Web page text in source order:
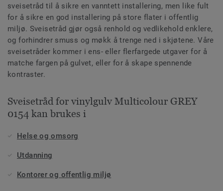
sveisetråd til å sikre en vanntett installering, men like fult
for å sikre en god installering på store flater i offentlig
miljø. Sveisetråd gjør også renhold og vedlikehold enklere,
og forhindrer smuss og møkk å trenge ned i skjøtene. Våre
sveisetråder kommer i ens- eller flerfargede utgaver for å
matche fargen på gulvet, eller for å skape spennende
kontraster.
Sveisetråd for vinylgulv Multicolour GREY
0154 kan brukes i
Helse og omsorg
Utdanning
Kontorer og offentlig miljø